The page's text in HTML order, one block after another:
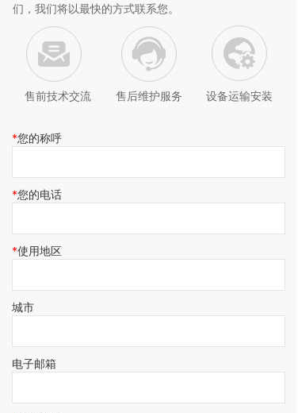
您的称呼
您的电话
使用地区
城市
电子邮箱
售前技术交流 设备运输安装
售后维护服务
们，我们将以最快的方式联系您。